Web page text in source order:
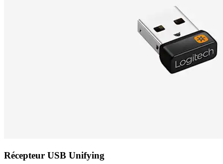
Récepteur USB Unifying